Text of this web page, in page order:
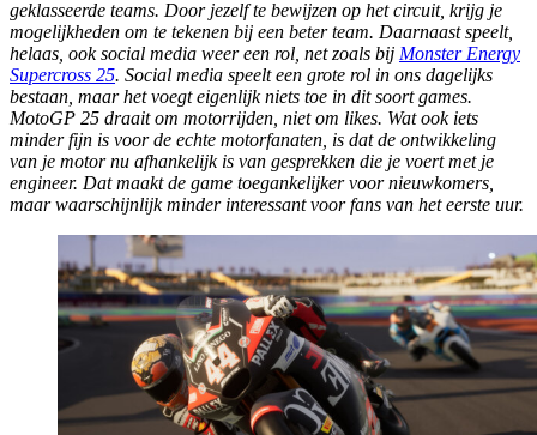
geklasseerde teams. Door jezelf te bewijzen op het circuit, krijg je
mogelijkheden om te tekenen bij een beter team. Daarnaast speelt,
helaas, ook social media weer een rol, net zoals bij Monster Energy
Supercross 25. Social media speelt een grote rol in ons dagelijks
bestaan, maar het voegt eigenlijk niets toe in dit soort games.
MotoGP 25 draait om motorrijden, niet om likes. Wat ook iets
minder fijn is voor de echte motorfanaten, is dat de ontwikkeling
van je motor nu afhankelijk is van gesprekken die je voert met je
engineer. Dat maakt de game toegankelijker voor nieuwkomers,
maar waarschijnlijk minder interessant voor fans van het eerste uur.